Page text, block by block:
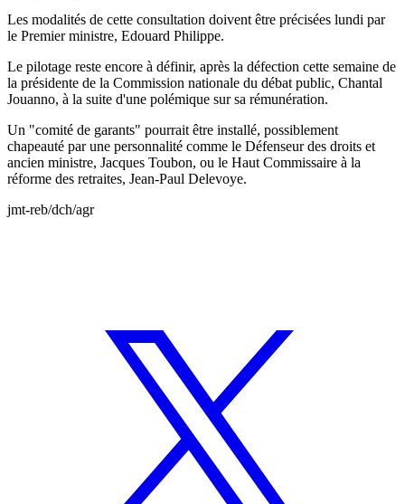
Les modalités de cette consultation doivent être précisées lundi par
le Premier ministre, Edouard Philippe.
Le pilotage reste encore à définir, après la défection cette semaine de
la présidente de la Commission nationale du débat public, Chantal
Jouanno, à la suite d'une polémique sur sa rémunération.
Un "comité de garants" pourrait être installé, possiblement
chapeauté par une personnalité comme le Défenseur des droits et
ancien ministre, Jacques Toubon, ou le Haut Commissaire à la
réforme des retraites, Jean-Paul Delevoye.
jmt-reb/dch/agr